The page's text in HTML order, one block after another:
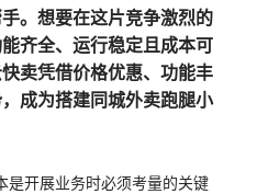
。想要在这片竞争激烈的
齐全、运行稳定且成本可
卖凭借价格优惠、功能丰
成为搭建同城外卖跑腿小
是开展业务时必须考量的关键